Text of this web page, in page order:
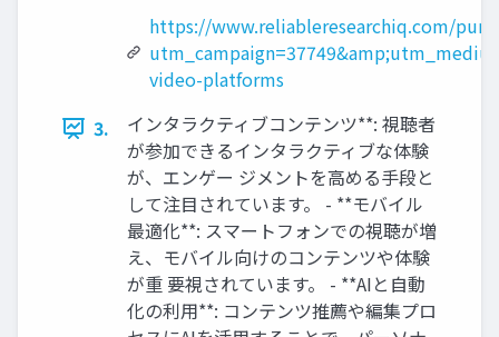
https://www.reliableresearchiq.com/
video-platforms
3.
インタラクティブコンテンツ**: 視聴者
が参加できるインタラクティブな体験
が、エンゲー ジメントを高める手段と
して注目されています。 - **モバイル
最適化**: スマートフォンでの視聴が増
え、モバイル向けのコンテンツや体験
が重 要視されています。 - **AIと自動
化の利用**: コンテンツ推薦や編集プロ